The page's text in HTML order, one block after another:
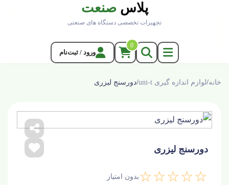
پلاس صنعت
تجهیزات تخصصی دستگاه های صنعتی
0
ورود / ثبت‌نام
خانه/لوازم اندازه گیری uni-t /دورسنج لیزری
دورسنج لیزری
☆☆☆☆☆ بدون امتیاز